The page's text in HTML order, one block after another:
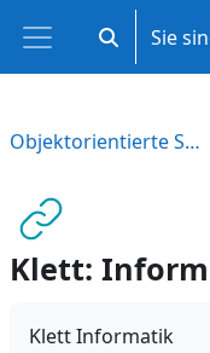
Zum Hauptinhalt
Website-
Sie
Objektorientierte Softwareentwicklung
Klett:
Klett Informatik